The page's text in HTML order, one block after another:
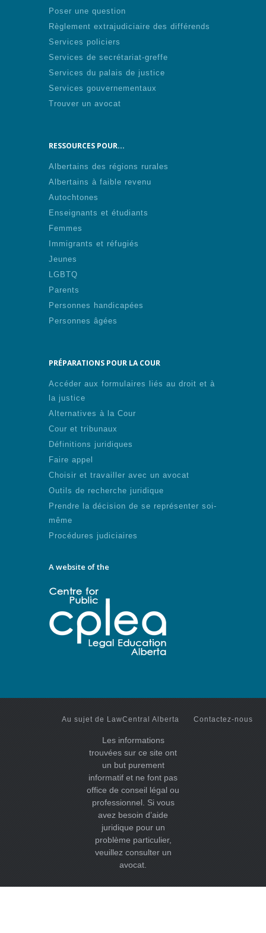
Poser une question
Règlement extrajudiciaire des différends
Services policiers
Services de secrétariat-greffe
Services du palais de justice
Services gouvernementaux
Trouver un avocat
RESSOURCES POUR...
Albertains des régions rurales
Albertains à faible revenu
Autochtones
Enseignants et étudiants
Femmes
Immigrants et réfugiés
Jeunes
LGBTQ
Parents
Personnes handicapées
Personnes âgées
PRÉPARATIONS POUR LA COUR
Accéder aux formulaires liés au droit et à
la justice
Alternatives à la Cour
Cour et tribunaux
Définitions juridiques
Faire appel
Choisir et travailler avec un avocat
Outils de recherche juridique
Prendre la décision de se représenter soi-
même
Procédures judiciaires
A website of the
Au sujet de LawCentral Alberta Contactez-nous
Les informations
trouvées sur ce site ont
un but purement
informatif et ne font pas
office de conseil légal ou
professionnel. Si vous
avez besoin d’aide
juridique pour un
problème particulier,
veuillez consulter un
avocat.